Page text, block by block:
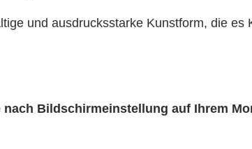
und ausdrucksstarke Kunstform, die
Bildschirmeinstellung auf Ihrem